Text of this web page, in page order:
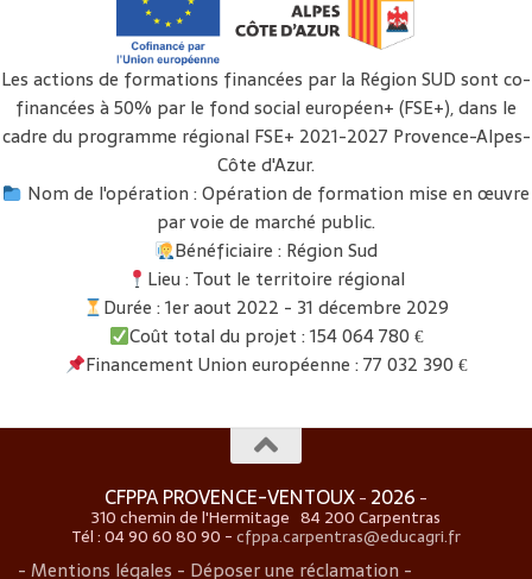
Les actions de formations financées par la Région SUD sont co-
financées à 50% par le fond social européen+ (FSE+), dans le
cadre du programme régional FSE+ 2021-2027 Provence-Alpes-
Côte d'Azur.
Nom de l'opération : Opération de formation mise en œuvre
par voie de marché public.
Bénéficiaire : Région Sud
Lieu : Tout le territoire régional
Durée : 1er aout 2022 - 31 décembre 2029
Coût total du projet : 154 064 780 €
Financement Union européenne : 77 032 390 €
CFPPA PROVENCE-VENTOUX- 2026 -
310 chemin de l'Hermitage 84 200 Carpentras
Tél : 04 90 60 80 90 -cfppa.carpentras@educagri.fr
- Mentions légales - Déposer une réclamation -